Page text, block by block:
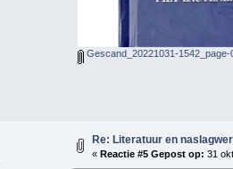
Gescand_20221031-1542_page-
Re: Literatuur en
« Reactie #5 Gepost op: 31